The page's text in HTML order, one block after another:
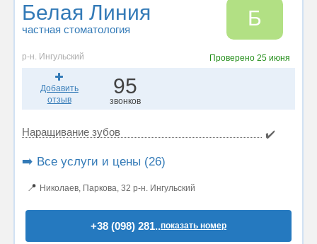
Белая Линия
частная стоматология Б
р-н. Ингульский Проверено 25 июня
Добавить
отзыв
95
звонков
Наращивание зубов ✔️
➡️ Все услуги и цены (26)
📍 Николаев, Паркова, 32 р-н. Ингульский
+38 (098) 281..показать номер